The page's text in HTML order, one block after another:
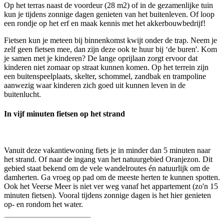
Op het terras naast de voordeur (28 m2) of in de gezamenlijke tuin
kun je tijdens zonnige dagen genieten van het buitenleven. Of loop
een rondje op het erf en maak kennis met het akkerbouwbedrijf!
Fietsen kun je meteen bij binnenkomst kwijt onder de trap. Neem je
zelf geen fietsen mee, dan zijn deze ook te huur bij ‘de buren'. Kom
je samen met je kinderen? De lange oprijlaan zorgt ervoor dat
kinderen niet zomaar op straat kunnen komen. Op het terrein zijn
een buitenspeelplaats, skelter, schommel, zandbak en trampoline
aanwezig waar kinderen zich goed uit kunnen leven in de
buitenlucht.
In vijf minuten fietsen op het strand
Vanuit deze vakantiewoning fiets je in minder dan 5 minuten naar
het strand. Of naar de ingang van het natuurgebied Oranjezon. Dit
gebied staat bekend om de vele wandelroutes én natuurlijk om de
damherten. Ga vroeg op pad om de meeste herten te kunnen spotten.
Ook het Veerse Meer is niet ver weg vanaf het appartement (zo'n 15
minuten fietsen). Vooral tijdens zonnige dagen is het hier genieten
op- en rondom het water.